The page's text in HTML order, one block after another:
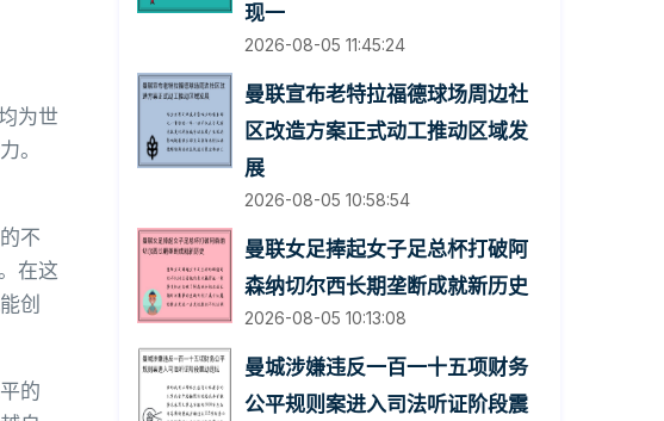
为世
。
不
在这
创
的
现一
2026-08-05 11:45:24
曼联宣布老特拉福德球场周边社
区改造方案正式动工推动区域发
展
2026-08-05 10:58:54
曼联女足捧起女子足总杯打破阿
森纳切尔西长期垄断成就新历史
2026-08-05 10:13:08
曼城涉嫌违反一百一十五项财务
公平规则案进入司法听证阶段震